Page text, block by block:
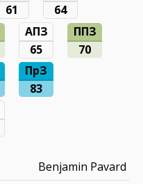
61
64
АПЗ
65
ППЗ
70
ПрЗ
83
Benjamin Pavard